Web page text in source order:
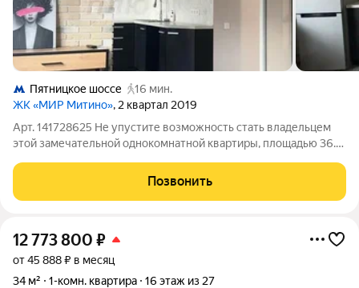
Пятницкое шоссе
16 мин.
ЖК «МИР Митино», 2 квартал 2019
Арт. 141728625 Не упустите возможность стать владельцем
этой замечательной однокомнатной квартиры, площадью 36.6
которая станет идеальным местом для комфортной жизни!
Жилой комплекс комфорт-класса
Позвонить
12 773 800 ₽
от 45 888 ₽ в месяц
34 м²
1-комн. квартира 16 этаж из 27